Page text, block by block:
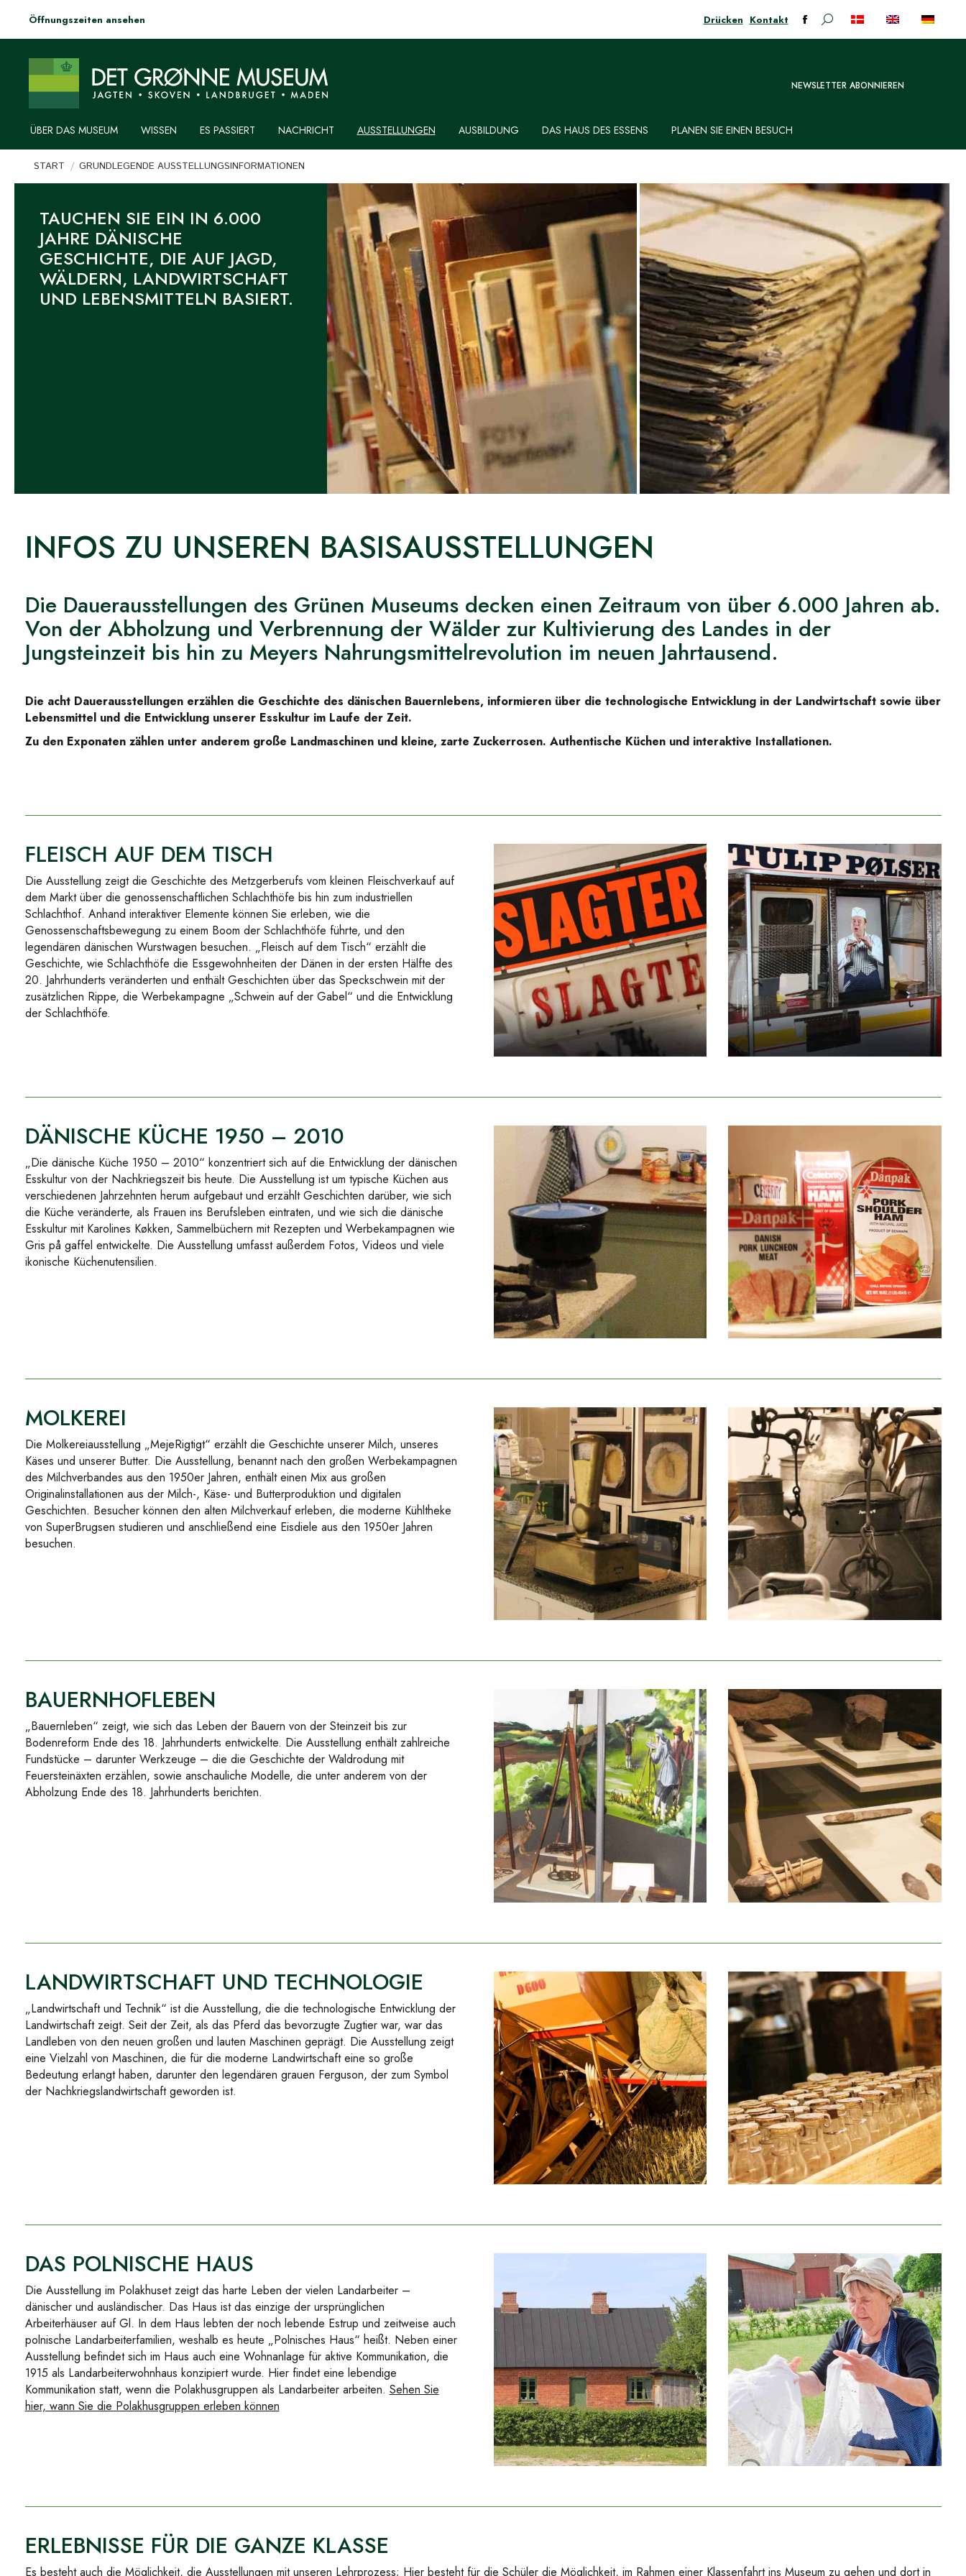
Öffnungszeiten ansehen Drücken Kontakt
Facebook-
in
Suchen:
NEWSLETTER ABONNIEREN
ÜBER DAS MUSEUM WISSEN ES PASSIERT NACHRICHT AUSSTELLUNGEN AUSBILDUNG DAS HAUS DES ESSENS PLANEN SIE EINEN BESUCH
START GRUNDLEGENDE AUSSTELLUNGSINFORMATIONEN
TAUCHEN SIE EIN IN 6.000
JAHRE DÄNISCHE
GESCHICHTE, DIE AUF JAGD,
WÄLDERN, LANDWIRTSCHAFT
UND LEBENSMITTELN BASIERT.
INFOS ZU UNSEREN BASISAUSSTELLUNGEN
Die Dauerausstellungen des Grünen Museums decken einen Zeitraum von über 6.000 Jahren ab.
Von der Abholzung und Verbrennung der Wälder zur Kultivierung des Landes in der
Jungsteinzeit bis hin zu Meyers Nahrungsmittelrevolution im neuen Jahrtausend.
Die acht Dauerausstellungen erzählen die Geschichte des dänischen Bauernlebens, informieren über die technologische Entwicklung in der Landwirtschaft sowie über
Lebensmittel und die Entwicklung unserer Esskultur im Laufe der Zeit.
Zu den Exponaten zählen unter anderem große Landmaschinen und kleine, zarte Zuckerrosen. Authentische Küchen und interaktive Installationen.
FLEISCH AUF DEM TISCH
Die Ausstellung zeigt die Geschichte des Metzgerberufs vom kleinen Fleischverkauf auf
dem Markt über die genossenschaftlichen Schlachthöfe bis hin zum industriellen
Schlachthof. Anhand interaktiver Elemente können Sie erleben, wie die
Genossenschaftsbewegung zu einem Boom der Schlachthöfe führte, und den
legendären dänischen Wurstwagen besuchen. „Fleisch auf dem Tisch“ erzählt die
Geschichte, wie Schlachthöfe die Essgewohnheiten der Dänen in der ersten Hälfte des
20. Jahrhunderts veränderten und enthält Geschichten über das Speckschwein mit der
zusätzlichen Rippe, die Werbekampagne „Schwein auf der Gabel“ und die Entwicklung
der Schlachthöfe.
DÄNISCHE KÜCHE 1950 – 2010
„Die dänische Küche 1950 – 2010“ konzentriert sich auf die Entwicklung der dänischen
Esskultur von der Nachkriegszeit bis heute. Die Ausstellung ist um typische Küchen aus
verschiedenen Jahrzehnten herum aufgebaut und erzählt Geschichten darüber, wie sich
die Küche veränderte, als Frauen ins Berufsleben eintraten, und wie sich die dänische
Esskultur mit Karolines Køkken, Sammelbüchern mit Rezepten und Werbekampagnen wie
Gris på gaffel entwickelte. Die Ausstellung umfasst außerdem Fotos, Videos und viele
ikonische Küchenutensilien.
MOLKEREI
Die Molkereiausstellung „MejeRigtigt“ erzählt die Geschichte unserer Milch, unseres
Käses und unserer Butter. Die Ausstellung, benannt nach den großen Werbekampagnen
des Milchverbandes aus den 1950er Jahren, enthält einen Mix aus großen
Originalinstallationen aus der Milch-, Käse- und Butterproduktion und digitalen
Geschichten. Besucher können den alten Milchverkauf erleben, die moderne Kühltheke
von SuperBrugsen studieren und anschließend eine Eisdiele aus den 1950er Jahren
besuchen.
BAUERNHOFLEBEN
„Bauernleben“ zeigt, wie sich das Leben der Bauern von der Steinzeit bis zur
Bodenreform Ende des 18. Jahrhunderts entwickelte. Die Ausstellung enthält zahlreiche
Fundstücke – darunter Werkzeuge – die die Geschichte der Waldrodung mit
Feuersteinäxten erzählen, sowie anschauliche Modelle, die unter anderem von der
Abholzung Ende des 18. Jahrhunderts berichten.
LANDWIRTSCHAFT UND TECHNOLOGIE
„Landwirtschaft und Technik“ ist die Ausstellung, die die technologische Entwicklung der
Landwirtschaft zeigt. Seit der Zeit, als das Pferd das bevorzugte Zugtier war, war das
Landleben von den neuen großen und lauten Maschinen geprägt. Die Ausstellung zeigt
eine Vielzahl von Maschinen, die für die moderne Landwirtschaft eine so große
Bedeutung erlangt haben, darunter den legendären grauen Ferguson, der zum Symbol
der Nachkriegslandwirtschaft geworden ist.
DAS POLNISCHE HAUS
Die Ausstellung im Polakhuset zeigt das harte Leben der vielen Landarbeiter –
dänischer und ausländischer. Das Haus ist das einzige der ursprünglichen
Arbeiterhäuser auf Gl. In dem Haus lebten der noch lebende Estrup und zeitweise auch
polnische Landarbeiterfamilien, weshalb es heute „Polnisches Haus“ heißt. Neben einer
Ausstellung befindet sich im Haus auch eine Wohnanlage für aktive Kommunikation, die
1915 als Landarbeiterwohnhaus konzipiert wurde. Hier findet eine lebendige
Kommunikation statt, wenn die Polakhusgruppen als Landarbeiter arbeiten. Sehen Sie
hier, wann Sie die Polakhusgruppen erleben können
ERLEBNISSE FÜR DIE GANZE KLASSE
Es besteht auch die Möglichkeit, die Ausstellungen mit unseren Lehrprozess; Hier besteht für die Schüler die Möglichkeit, im Rahmen einer Klassenfahrt ins Museum zu gehen und dort in